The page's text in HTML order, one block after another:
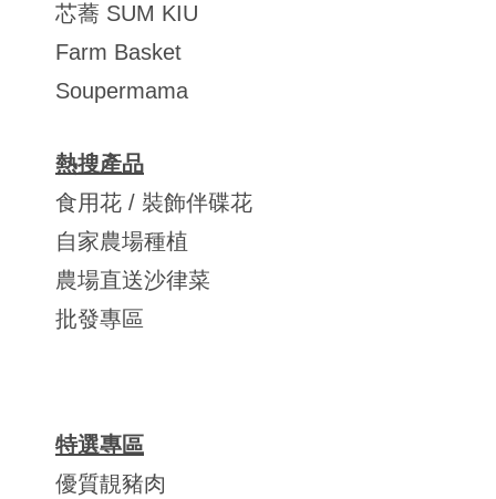
芯蕎 SUM KIU
Farm Basket
Soupermama
熱搜產品
食用花 / 裝飾伴碟花
自家農場種植
農場直送沙律菜
批發專區
特選專區
優質靚豬肉